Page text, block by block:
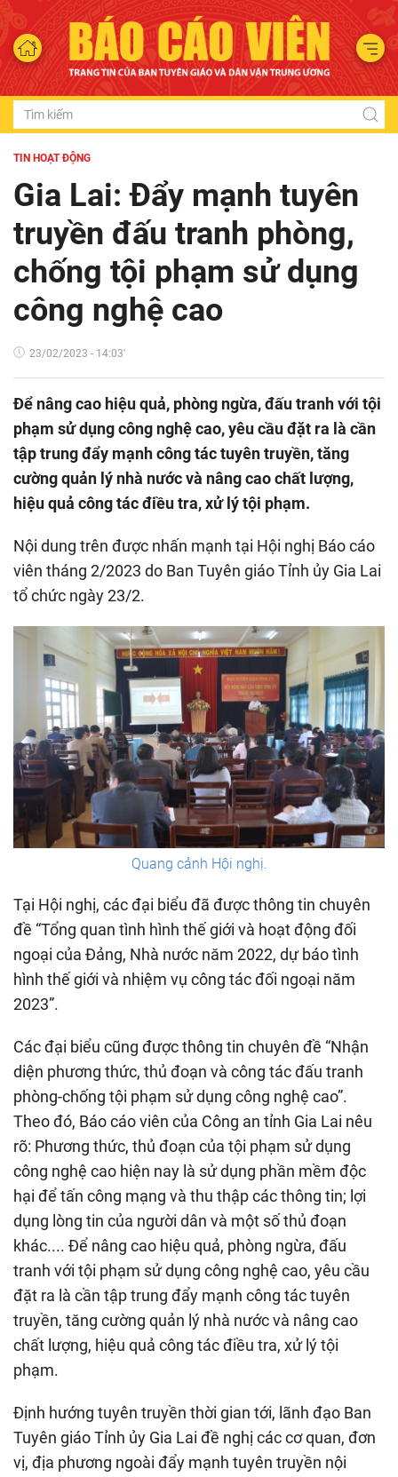
TIN HOẠT ĐỘNG
Gia Lai: Đẩy mạnh tuyên
truyền đấu tranh phòng,
chống tội phạm sử dụng
công nghệ cao
23/02/2023 - 14:03'
Để nâng cao hiệu quả, phòng ngừa, đấu tranh với tội
phạm sử dụng công nghệ cao, yêu cầu đặt ra là cần
tập trung đẩy mạnh công tác tuyên truyền, tăng
cường quản lý nhà nước và nâng cao chất lượng,
hiệu quả công tác điều tra, xử lý tội phạm.
Nội dung trên được nhấn mạnh tại Hội nghị Báo cáo
viên tháng 2/2023 do Ban Tuyên giáo Tỉnh ủy Gia Lai
tổ chức ngày 23/2.
Quang cảnh Hội nghị.
Tại Hội nghị, các đại biểu đã được thông tin chuyên
đề “Tổng quan tình hình thế giới và hoạt động đối
ngoại của Đảng, Nhà nước năm 2022, dự báo tình
hình thế giới và nhiệm vụ công tác đối ngoại năm
2023”.
Các đại biểu cũng được thông tin chuyên đề “Nhận
diện phương thức, thủ đoạn và công tác đấu tranh
phòng-chống tội phạm sử dụng công nghệ cao”.
Theo đó, Báo cáo viên của Công an tỉnh Gia Lai nêu
rõ: Phương thức, thủ đoạn của tội phạm sử dụng
công nghệ cao hiện nay là sử dụng phần mềm độc
hại để tấn công mạng và thu thập các thông tin; lợi
dụng lòng tin của người dân và một số thủ đoạn
khác.... Để nâng cao hiệu quả, phòng ngừa, đấu
tranh với tội phạm sử dụng công nghệ cao, yêu cầu
đặt ra là cần tập trung đẩy mạnh công tác tuyên
truyền, tăng cường quản lý nhà nước và nâng cao
chất lượng, hiệu quả công tác điều tra, xử lý tội
phạm.
Định hướng tuyên truyền thời gian tới, lãnh đạo Ban
Tuyên giáo Tỉnh ủy Gia Lai đề nghị các cơ quan, đơn
vị, địa phương ngoài đẩy mạnh tuyên truyền nội